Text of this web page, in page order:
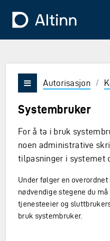
Vis/skjul meny
Autorisasjon /
Systembruker
For å ta i bruk
noen administrative
tilpasninger i systemet
Under følger en
nødvendige stegene du
tjenesteeier og
bruk systembruker.